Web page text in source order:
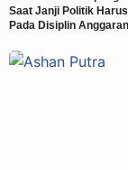
Saat Janji Politik
Pada Disiplin Anggaran